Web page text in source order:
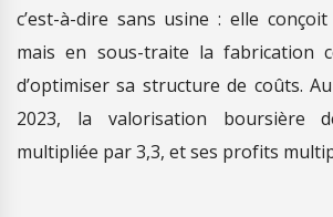
c’est-à-dire sans usine : elle
mais en sous-traite la fabrication
d’optimiser sa structure de coûts.
2023, la valorisation boursière
multipliée par 3,3, et ses profits